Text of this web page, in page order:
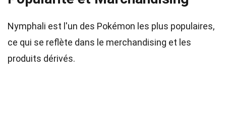
Nymphali est l'un des Pokémon les plus populaires,
ce qui se reflète dans le merchandising et les
produits dérivés.